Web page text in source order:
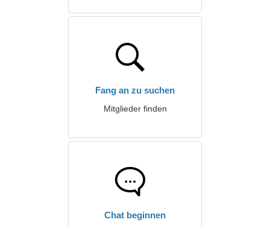
Fang an zu suchen
Mitglieder finden
Chat beginnen